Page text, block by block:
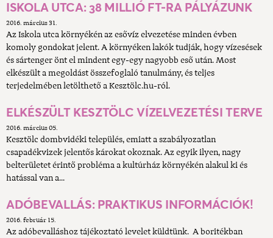
ISKOLA UTCA: 38 MILLIÓ FT-RA PÁLYÁZUNK
2016. március 31.
Az Iskola utca környékén az esővíz elvezetése minden évben
komoly gondokat jelent. A környéken lakók tudják, hogy vízesések
és sártenger önt el mindent egy-egy nagyobb eső után. Most
elkészült a megoldást összefoglaló tanulmány, és teljes
terjedelmében letölthető a Kesztölc.hu-ról.
ELKÉSZÜLT KESZTÖLC VÍZELVEZETÉSI TERVE
2016. március 05.
Kesztölc dombvidéki település, emiatt a szabályozatlan
csapadékvizek jelentős károkat okoznak. Az egyik ilyen, nagy
belterületet érintő probléma a kultúrház környékén alakul ki és
hatással van a...
ADÓBEVALLÁS: PRAKTIKUS INFORMÁCIÓK!
2016. február 15.
Az adóbevalláshoz tájékoztató levelet küldtünk. A boritékban